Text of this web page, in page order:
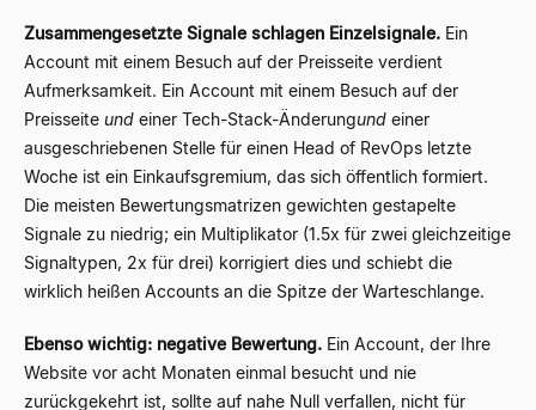
Zusammengesetzte Signale schlagen Einzelsignale. Ein
Account mit einem Besuch auf der Preisseite verdient
Aufmerksamkeit. Ein Account mit einem Besuch auf der
Preisseite und einer Tech-Stack-Änderungund einer
ausgeschriebenen Stelle für einen Head of RevOps letzte
Woche ist ein Einkaufsgremium, das sich öffentlich formiert.
Die meisten Bewertungsmatrizen gewichten gestapelte
Signale zu niedrig; ein Multiplikator (1.5x für zwei gleichzeitige
Signaltypen, 2x für drei) korrigiert dies und schiebt die
wirklich heißen Accounts an die Spitze der Warteschlange.
Ebenso wichtig: negative Bewertung. Ein Account, der Ihre
Website vor acht Monaten einmal besucht und nie
zurückgekehrt ist, sollte auf nahe Null verfallen, nicht für